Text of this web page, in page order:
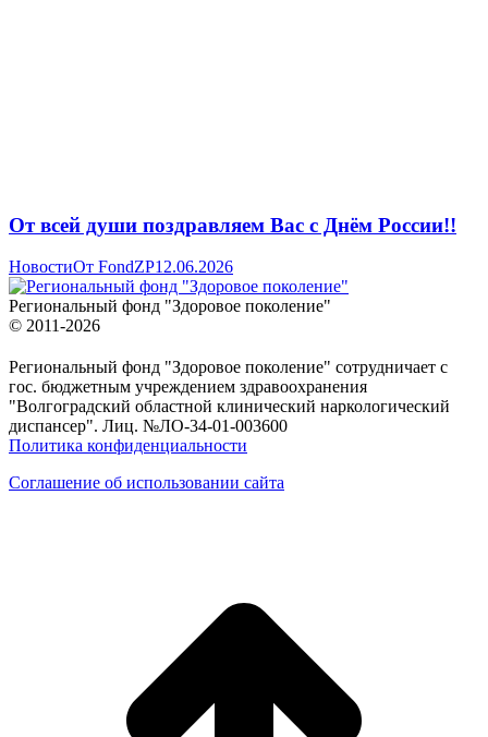
От всей души поздравляем Вас с Днём России!!
НовостиОт FondZP12.06.2026
Региональный фонд "Здоровое поколение"
© 2011-2026
Региональный фонд "Здоровое поколение" сотрудничает с
гос. бюджетным учреждением здравоохранения
"Волгоградский областной клинический наркологический
диспансер". Лиц. №ЛО-34-01-003600
Политика конфиденциальности
Соглашение об использовании сайта